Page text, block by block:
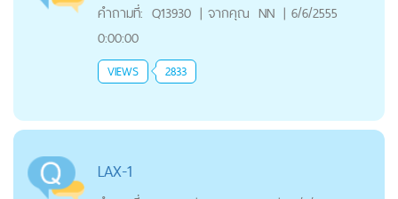
คำถามที่: Q13930 | จากคุณ NN | 6/6/2555
0:00:00
VIEWS 2833
LAX-1